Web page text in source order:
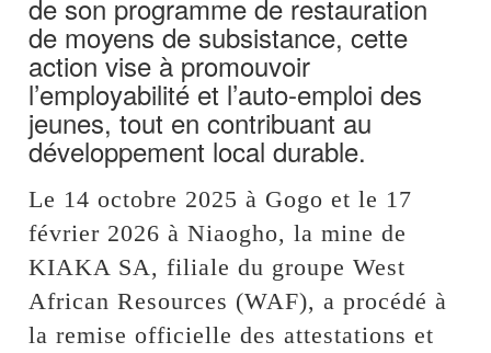
de son programme de restauration
de moyens de subsistance, cette
action vise à promouvoir
l’employabilité et l’auto-emploi des
jeunes, tout en contribuant au
développement local durable.
Le 14 octobre 2025 à Gogo et le 17
février 2026 à Niaogho, la mine de
KIAKA SA, filiale du groupe West
African Resources (WAF), a procédé à
la remise officielle des attestations et